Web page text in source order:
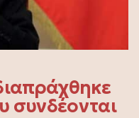
συνδέονται